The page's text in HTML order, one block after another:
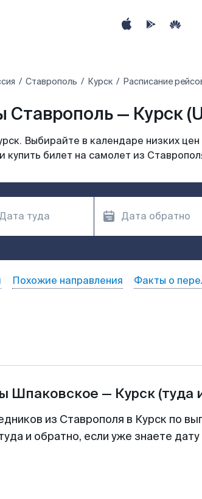
Ставрополь Курск Расписание
— Курск
Выбирайте в календаре низких
купить билет на самолет из
Похожие направления Факты о
Шпаковское — Курск (туда
из Ставрополя в Курск по
и обратно, если уже знаете